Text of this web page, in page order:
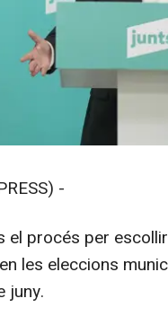
-
procés per
les eleccions
juny.